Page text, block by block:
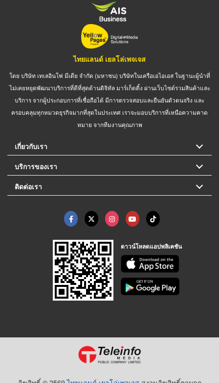
ไทยแลนด์ เยลโล่เพจเจส
โดย บริษัท เทเลอินโฟ มีเดีย จำกัด (มหาชน) บริษัทในเครือเอไอเอส ในฐานะผู้นำที่
ไม่เคยหยุดพัฒนาบริการที่ดีที่สุดด้านดิจิทัล มาร์เก็ตติ้ง ผ่านเว็บไซต์รวมสินค้าและ
บริการ จากผู้ประกอบการที่เชื่อถือได้ มีการตรวจสอบและยืนยันตัวตนจริง และ
ครอบคลุมทุกหมวดธุรกิจมากที่สุดในประเทศ เราจะมอบบริการที่เหนือความคาด
หมาย จากทีมงานคุณภาพ
เกี่ยวกับเรา
บริการของเรา
ติดต่อเรา
ดาวน์โหลดแอปพลิเคชัน